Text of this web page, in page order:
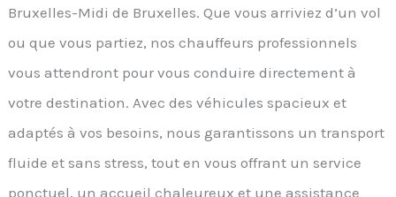
Bruxelles-Midi de Bruxelles. Que vous arriviez d’un vol
ou que vous partiez, nos chauffeurs professionnels
vous attendront pour vous conduire directement à
votre destination. Avec des véhicules spacieux et
adaptés à vos besoins, nous garantissons un transport
fluide et sans stress, tout en vous offrant un service
ponctuel, un accueil chaleureux et une assistance